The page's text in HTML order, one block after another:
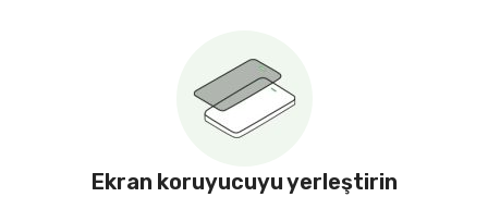
Ekran koruyucuyu yerleştirin